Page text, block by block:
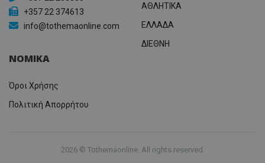
+357 22 374613
info@tothemaonline.com
ΑΘΛΗΤΙΚΑ
ΕΛΛΑΔΑ
ΔΙΕΘΝΗ
ΝΟΜΙΚΑ
Όροι Χρήσης
Πολιτική Απορρήτου
2026 © Tothemaonline. All rights reserved.